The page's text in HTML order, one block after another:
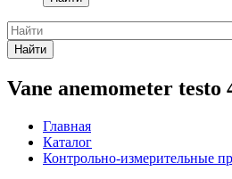
Найти
Vane anemometer testo
Главная
Каталог
Контрольно-измерительные